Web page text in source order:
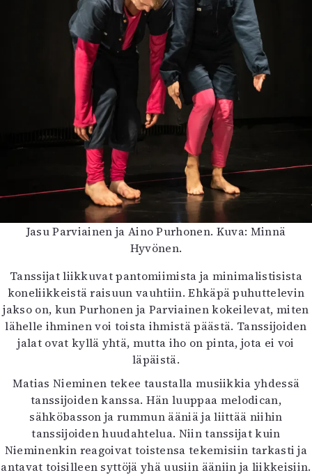
Jasu Parviainen ja Aino Purhonen. Kuva: Minnä
Hyvönen.
Tanssijat liikkuvat pantomiimista ja minimalistisista
koneliikkeistä raisuun vauhtiin. Ehkäpä puhuttelevin
jakso on, kun Purhonen ja Parviainen kokeilevat, miten
lähelle ihminen voi toista ihmistä päästä. Tanssijoiden
jalat ovat kyllä yhtä, mutta iho on pinta, jota ei voi
läpäistä.
Matias Nieminen tekee taustalla musiikkia yhdessä
tanssijoiden kanssa. Hän luuppaa melodican,
sähköbasson ja rummun ääniä ja liittää niihin
tanssijoiden huudahtelua. Niin tanssijat kuin
Nieminenkin reagoivat toistensa tekemisiin tarkasti ja
antavat toisilleen syttöjä yhä uusiin ääniin ja liikkeisiin.